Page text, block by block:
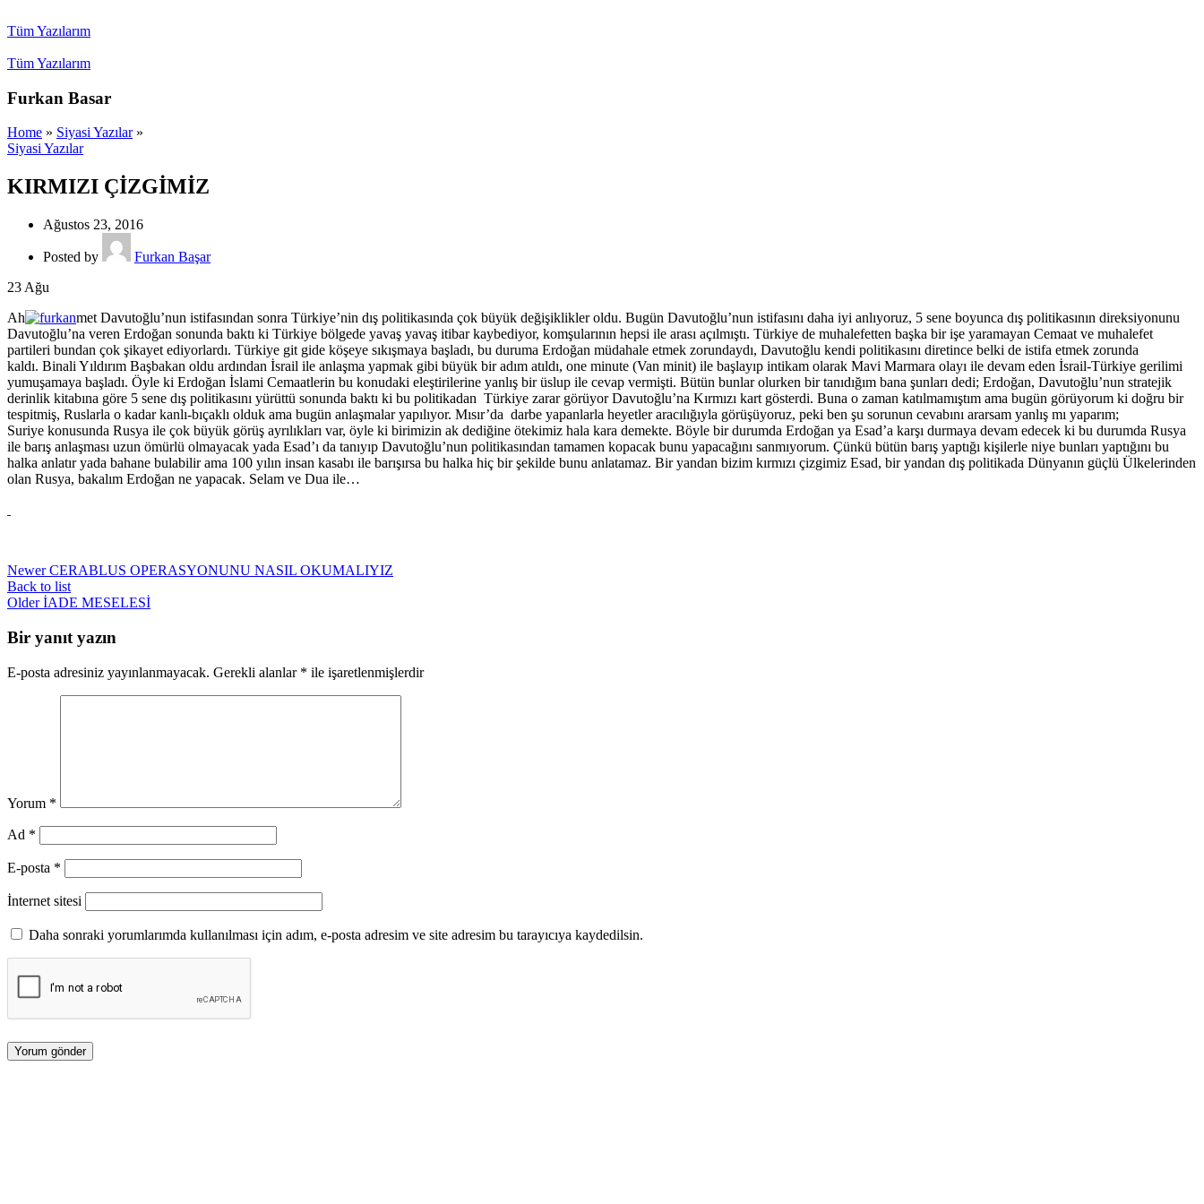
Tüm Yazılarım
Tüm Yazılarım
Furkan Basar
Home » Siyasi Yazılar»
Siyasi Yazılar
KIRMIZI ÇİZGİMİZ
Ağustos 23, 2016
Posted by
Furkan Başar
23 Ağu
Ah
met Davutoğlu’nun istifasından sonra Türkiye’nin dış politikasında çok büyük değişiklikler oldu. Bugün Davutoğlu’nun istifasını daha iyi anlıyoruz, 5 sene boyunca dış politikasının direksiyonunu
Davutoğlu’na veren Erdoğan sonunda baktı ki Türkiye bölgede yavaş yavaş itibar kaybediyor, komşularının hepsi ile arası açılmıştı. Türkiye de muhalefetten başka bir işe yaramayan Cemaat ve muhalefet
partileri bundan çok şikayet ediyorlardı. Türkiye git gide köşeye sıkışmaya başladı, bu duruma Erdoğan müdahale etmek zorundaydı, Davutoğlu kendi politikasını diretince belki de istifa etmek zorunda
kaldı. Binali Yıldırım Başbakan oldu ardından İsrail ile anlaşma yapmak gibi büyük bir adım atıldı, one minute (Van minit) ile başlayıp intikam olarak Mavi Marmara olayı ile devam eden İsrail-Türkiye gerilimi
yumuşamaya başladı. Öyle ki Erdoğan İslami Cemaatlerin bu konudaki eleştirilerine yanlış bir üslup ile cevap vermişti. Bütün bunlar olurken bir tanıdığım bana şunları dedi; Erdoğan, Davutoğlu’nun stratejik
derinlik kitabına göre 5 sene dış politikasını yürüttü sonunda baktı ki bu politikadan Türkiye zarar görüyor Davutoğlu’na Kırmızı kart gösterdi. Buna o zaman katılmamıştım ama bugün görüyorum ki doğru bir
tespitmiş, Ruslarla o kadar kanlı-bıçaklı olduk ama bugün anlaşmalar yapılıyor. Mısır’da darbe yapanlarla heyetler aracılığıyla görüşüyoruz, peki ben şu sorunun cevabını ararsam yanlış mı yaparım;
Suriye konusunda Rusya ile çok büyük görüş ayrılıkları var, öyle ki birimizin ak dediğine ötekimiz hala kara demekte. Böyle bir durumda Erdoğan ya Esad’a karşı durmaya devam edecek ki bu durumda Rusya
ile barış anlaşması uzun ömürlü olmayacak yada Esad’ı da tanıyıp Davutoğlu’nun politikasından tamamen kopacak bunu yapacağını sanmıyorum. Çünkü bütün barış yaptığı kişilerle niye bunları yaptığını bu
halka anlatır yada bahane bulabilir ama 100 yılın insan kasabı ile barışırsa bu halka hiç bir şekilde bunu anlatamaz. Bir yandan bizim kırmızı çizgimiz Esad, bir yandan dış politikada Dünyanın güçlü Ülkelerinden
olan Rusya, bakalım Erdoğan ne yapacak. Selam ve Dua ile…
Newer CERABLUS OPERASYONUNU NASIL OKUMALIYIZ
Back to list
Older İADE MESELESİ
Bir yanıt yazın
E-posta adresiniz yayınlanmayacak. Gerekli alanlar * ile işaretlenmişlerdir
Yorum *
Ad *
E-posta *
İnternet sitesi
Daha sonraki yorumlarımda kullanılması için adım, e-posta adresim ve site adresim bu tarayıcıya kaydedilsin.